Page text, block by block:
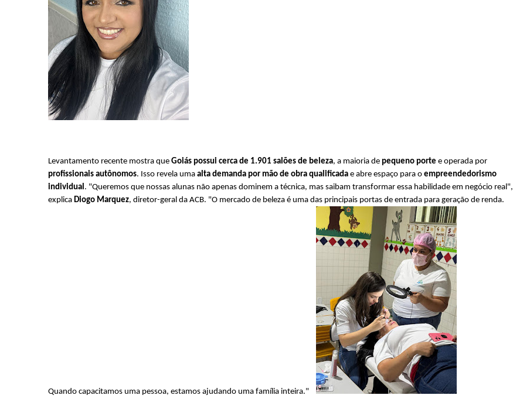
Levantamento recente mostra que Goiás possui cerca de 1.901 salões de beleza, a maioria de pequeno porte
profissionais autônomos. Isso revela uma alta demanda por mão de obra qualificada e abre espaço para o empreendedorismo
individual. "Queremos que nossas alunas não apenas dominem a técnica, mas saibam transformar essa habilidade em negócio real",
explica Diogo Marquez, diretor-geral da ACB. "O mercado de beleza é uma das principais portas de entrada para geração de renda.
Quando capacitamos uma pessoa, estamos ajudando uma família inteira."